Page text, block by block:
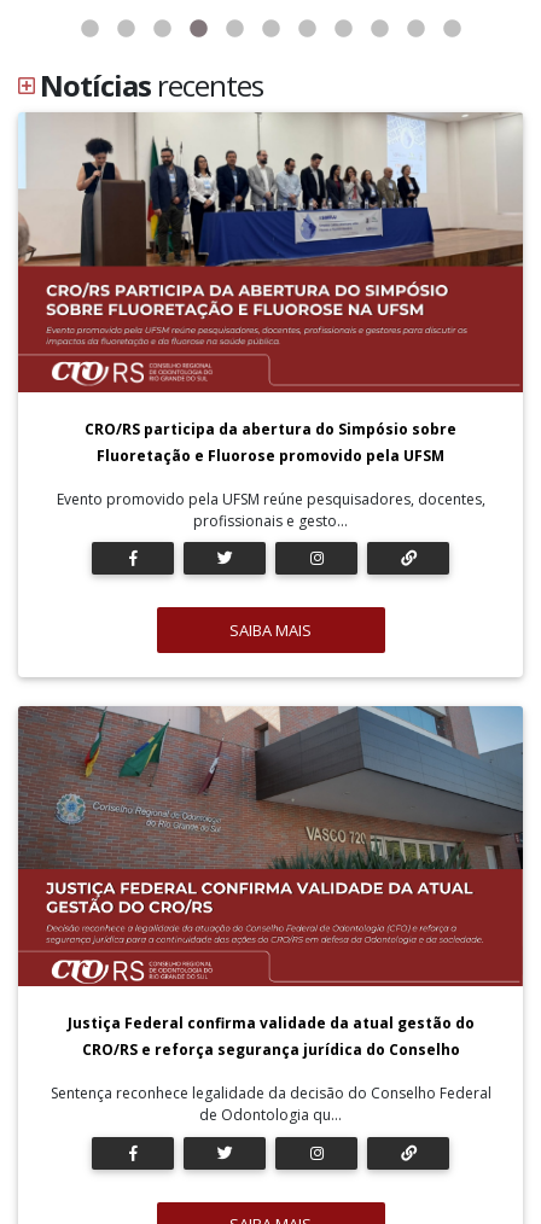
Notícias recentes
CRO/RS participa da abertura do Simpósio sobre
Fluoretação e Fluorose promovido pela UFSM
Evento promovido pela UFSM reúne pesquisadores, docentes,
profissionais e gesto...
SAIBA MAIS
Justiça Federal confirma validade da atual gestão do
CRO/RS e reforça segurança jurídica do Conselho
Sentença reconhece legalidade da decisão do Conselho Federal
de Odontologia qu...